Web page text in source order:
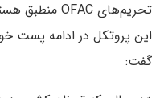
تحریم‌های OFAC منطبق هستند.
این پروتکل در ادامه پست
گفت: